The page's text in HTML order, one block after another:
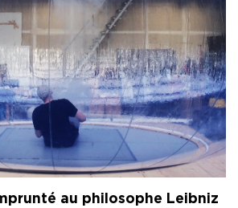
au philosophe Leibniz